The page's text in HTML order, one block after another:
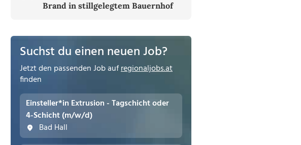
Brand in stillgelegtem Bauernhof
Suchst du einen neuen Job?
Jetzt den passenden Job aufregionaljobs.at
finden
Einsteller*in Extrusion - Tagschicht oder
4-Schicht (m/w/d)
Bad Hall